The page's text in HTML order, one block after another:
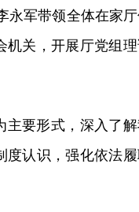
永军带领全体在家
机关，开展厅党组
主要形式，深入了
度认识，强化依法